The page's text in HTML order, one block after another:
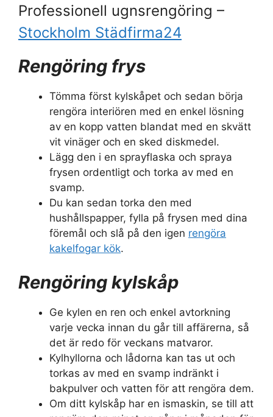
Professionell ugnsrengöring –
Stockholm Städfirma24
Rengöring frys
Tömma först kylskåpet och sedan börja
rengöra interiören med en enkel lösning
av en kopp vatten blandat med en skvätt
vit vinäger och en sked diskmedel.
Lägg den i en sprayflaska och spraya
frysen ordentligt och torka av med en
svamp.
Du kan sedan torka den med
hushållspapper, fylla på frysen med dina
föremål och slå på den igen rengöra
kakelfogar kök.
Rengöring kylskåp
Ge kylen en ren och enkel avtorkning
varje vecka innan du går till affärerna, så
det är redo för veckans matvaror.
Kylhyllorna och lådorna kan tas ut och
torkas av med en svamp indränkt i
bakpulver och vatten för att rengöra dem.
Om ditt kylskåp har en ismaskin, se till att